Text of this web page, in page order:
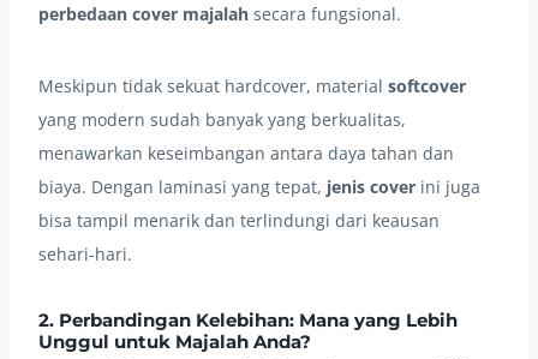
perbedaan cover majalah secara fungsional.
Meskipun tidak sekuat hardcover, material softcover
yang modern sudah banyak yang berkualitas,
menawarkan keseimbangan antara daya tahan dan
biaya. Dengan laminasi yang tepat, jenis cover ini juga
bisa tampil menarik dan terlindungi dari keausan
sehari-hari.
2. Perbandingan Kelebihan: Mana yang Lebih
Unggul untuk Majalah Anda?